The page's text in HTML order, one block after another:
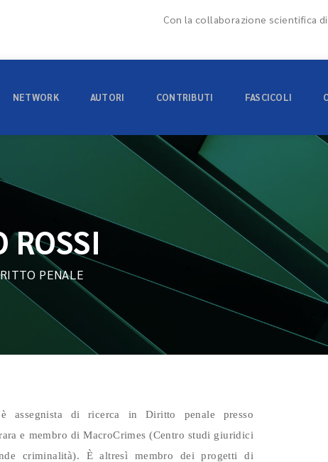
Con la collaborazione scientifica di
NETWORK AUTORI CONTRIBUTI FASCICOLI
ROSSI
PENALE
assegnista di ricerca in Diritto penale presso
e membro di MacroCrimes (Centro studi giuridici
criminalità). È altresì membro dei progetti di